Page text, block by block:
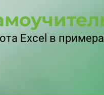
Excel в